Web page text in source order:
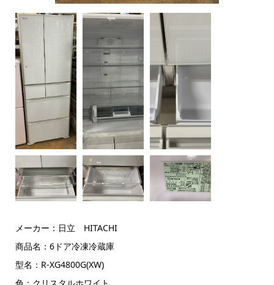
メーカー：日立 HITACHI
商品名：6ドア冷凍冷蔵庫
型名：R-XG4800G(XW)